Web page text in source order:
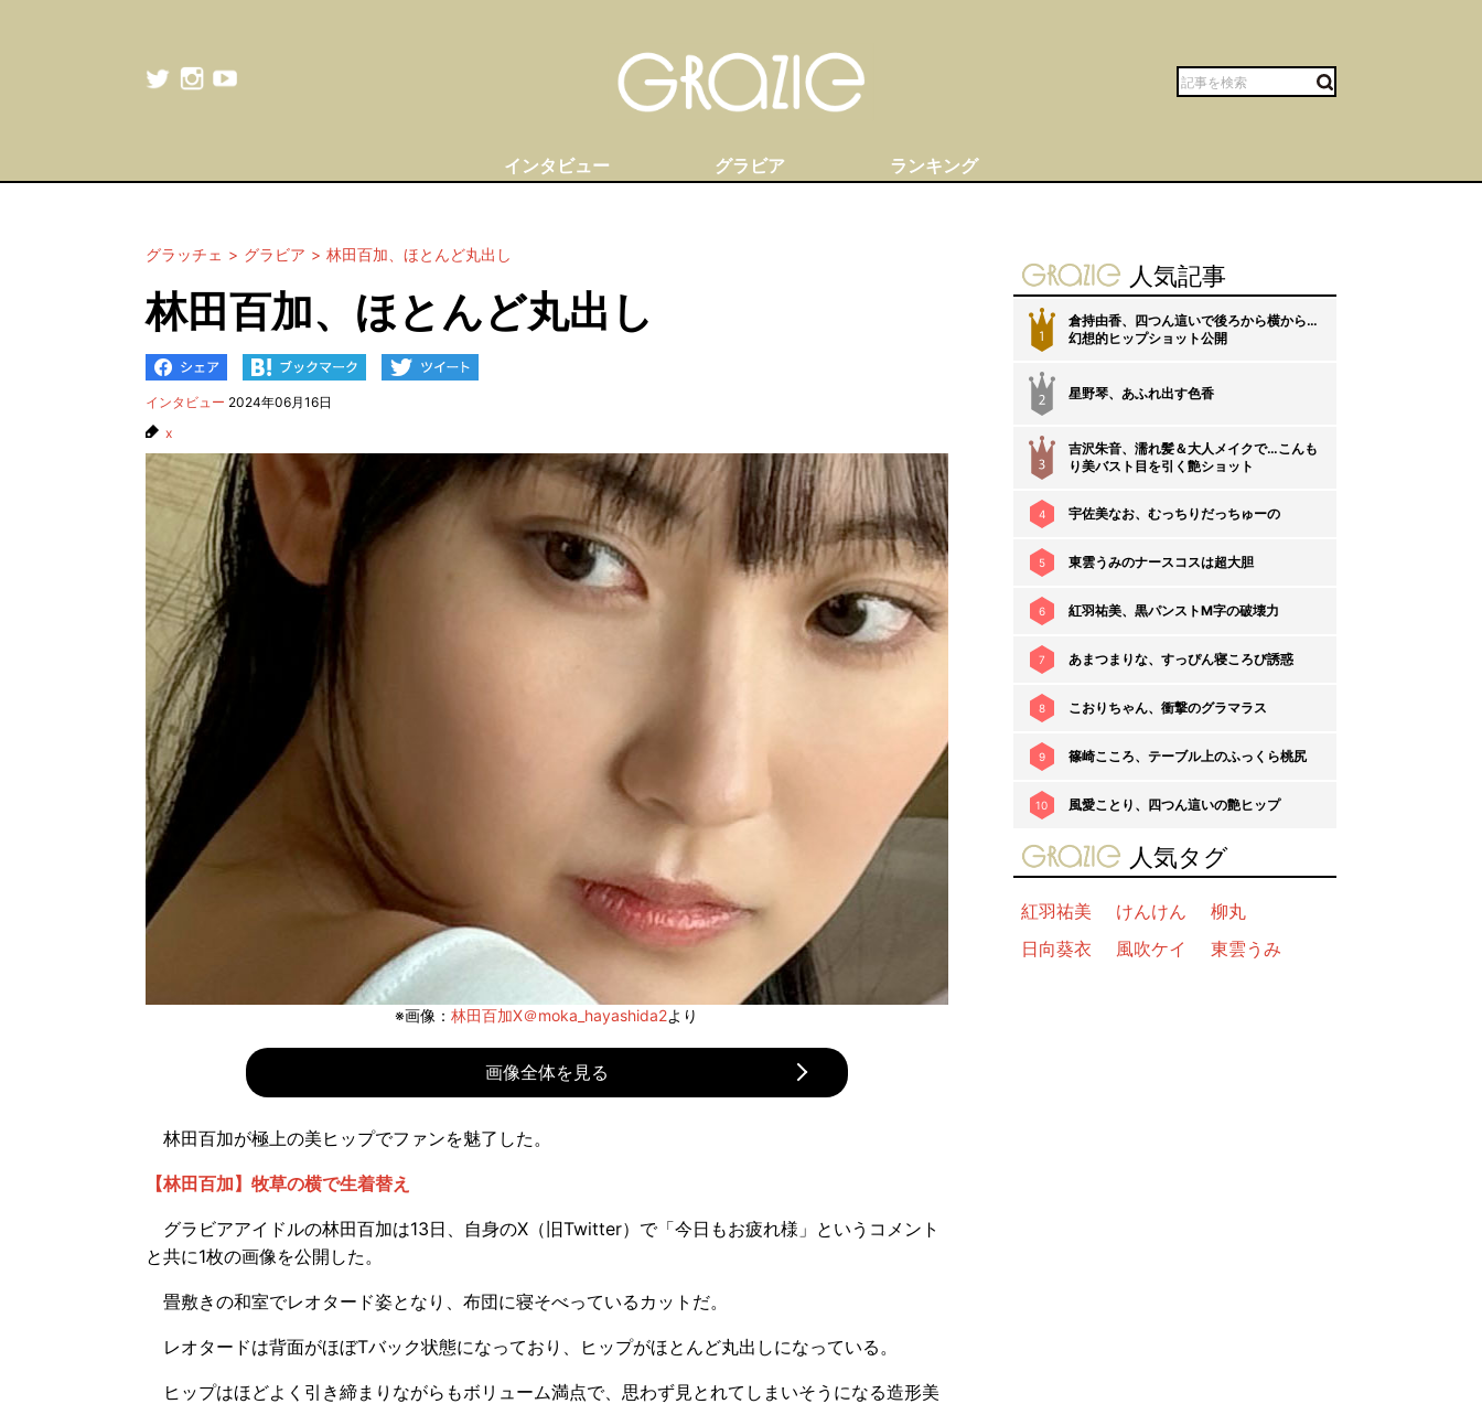
インタビュー グラビア ランキング
グラッチェ グラビア 林田百加、ほとんど丸出し
林田百加、ほとんど丸出し
インタビュー 2024年06月16日
x
※画像：林田百加X＠moka_hayashida2より
画像全体を見る
林田百加が極上の美ヒップでファンを魅了した。
【林田百加】牧草の横で生着替え
グラビアアイドルの林田百加は13日、自身のX（旧Twitter）で「今日もお疲れ様」というコメント
と共に1枚の画像を公開した。
畳敷きの和室でレオタード姿となり、布団に寝そべっているカットだ。
レオタードは背面がほぼTバック状態になっており、ヒップがほとんど丸出しになっている。
ヒップはほどよく引き締まりながらもボリューム満点で、思わず見とれてしまいそうになる造形美
gravure-grazie
人気記事
1
倉持由香、四つん這いで後ろから横から…
幻想的ヒップショット公開
星野琴、あふれ出す色香
吉沢朱音、濡れ髪＆大人メイクで…こんも
り美バスト目を引く艶ショット
4 宇佐美なお、むっちりだっちゅーの
5 東雲うみのナースコスは超大胆
6 紅羽祐美、黒パンストM字の破壊力
7 あまつまりな、すっぴん寝ころび誘惑
8 こおりちゃん、衝撃のグラマラス
9 篠崎こころ、テーブル上のふっくら桃尻
10 風愛ことり、四つん這いの艶ヒップ
gravure-grazie
人気タグ
紅羽祐美 けんけん
柳丸
日向葵衣
風吹ケイ 東雲うみ